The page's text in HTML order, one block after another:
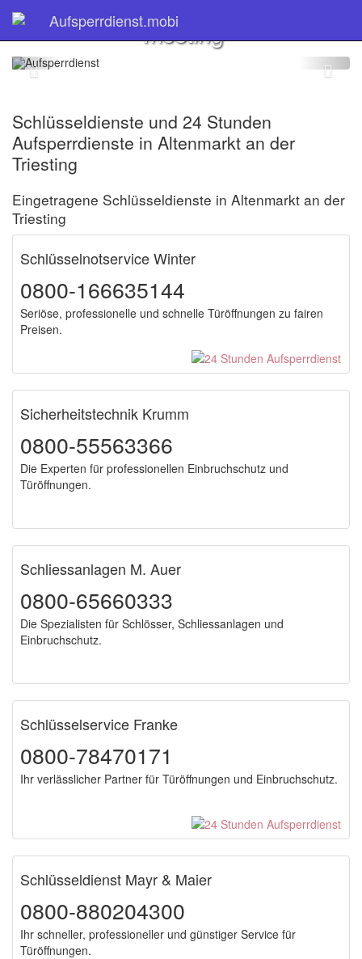
Aufsperrdienst.mobi
Altenmarkt an der
Triesting
Schlüsseldienste und 24 Stunden
Aufsperrdienste in Altenmarkt an der
Triesting
Eingetragene Schlüsseldienste in Altenmarkt an der
Triesting
Schlüsselnotservice Winter
0800-166635144
Seriöse, professionelle und schnelle Türöffnungen zu fairen
Preisen.
Sicherheitstechnik Krumm
0800-55563366
Die Experten für professionellen Einbruchschutz und
Türöffnungen.
Schliessanlagen M. Auer
0800-65660333
Die Spezialisten für Schlösser, Schliessanlagen und
Einbruchschutz.
Schlüsselservice Franke
0800-78470171
Ihr verlässlicher Partner für Türöffnungen und Einbruchschutz.
Schlüsseldienst Mayr & Maier
0800-880204300
Ihr schneller, professioneller und günstiger Service für
Türöffnungen.